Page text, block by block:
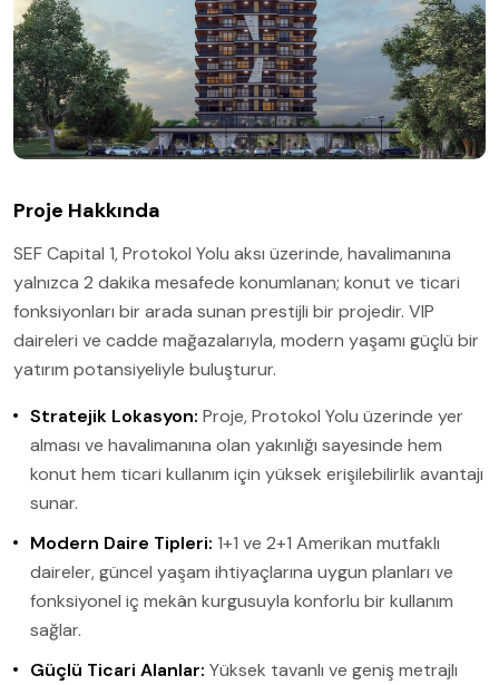
Proje Hakkında
SEF Capital 1, Protokol Yolu aksı üzerinde, havalimanına
yalnızca 2 dakika mesafede konumlanan; konut ve ticari
fonksiyonları bir arada sunan prestijli bir projedir. VIP
daireleri ve cadde mağazalarıyla, modern yaşamı güçlü bir
yatırım potansiyeliyle buluşturur.
Stratejik Lokasyon: Proje, Protokol Yolu üzerinde yer
alması ve havalimanına olan yakınlığı sayesinde hem
konut hem ticari kullanım için yüksek erişilebilirlik avantajı
sunar.
Modern Daire Tipleri: 1+1 ve 2+1 Amerikan mutfaklı
daireler, güncel yaşam ihtiyaçlarına uygun planları ve
fonksiyonel iç mekân kurgusuyla konforlu bir kullanım
sağlar.
Güçlü Ticari Alanlar: Yüksek tavanlı ve geniş metrajlı